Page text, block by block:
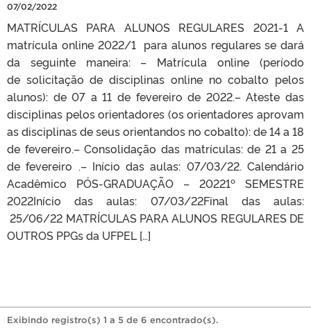
07/02/2022
MATRÍCULAS PARA ALUNOS REGULARES 2021-1 A
matrícula online 2022/1 para alunos regulares se dará
da seguinte maneira: – Matrícula online (período
de solicitação de disciplinas online no cobalto pelos
alunos): de 07 a 11 de fevereiro de 2022.– Ateste das
disciplinas pelos orientadores (os orientadores aprovam
as disciplinas de seus orientandos no cobalto): de 14 a 18
de fevereiro.– Consolidação das matrículas: de 21 a 25
de fevereiro .– Início das aulas: 07/03/22. Calendário
Acadêmico PÓS-GRADUAÇÃO – 20221º SEMESTRE
2022Início das aulas: 07/03/22Final das aulas:
25/06/22 MATRÍCULAS PARA ALUNOS REGULARES DE
OUTROS PPGs da UFPEL […]
Exibindo registro(s) 1 a 5 de 6 encontrado(s).